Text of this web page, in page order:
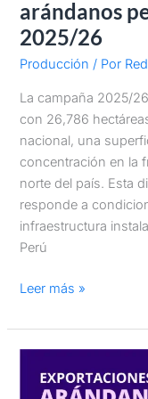
arándanos
2025/26
Producción / Por
La campaña 2025/
con 26,786
nacional, una
concentración en la
norte del país. Esta
responde a
infraestructura
Perú
Leer más »